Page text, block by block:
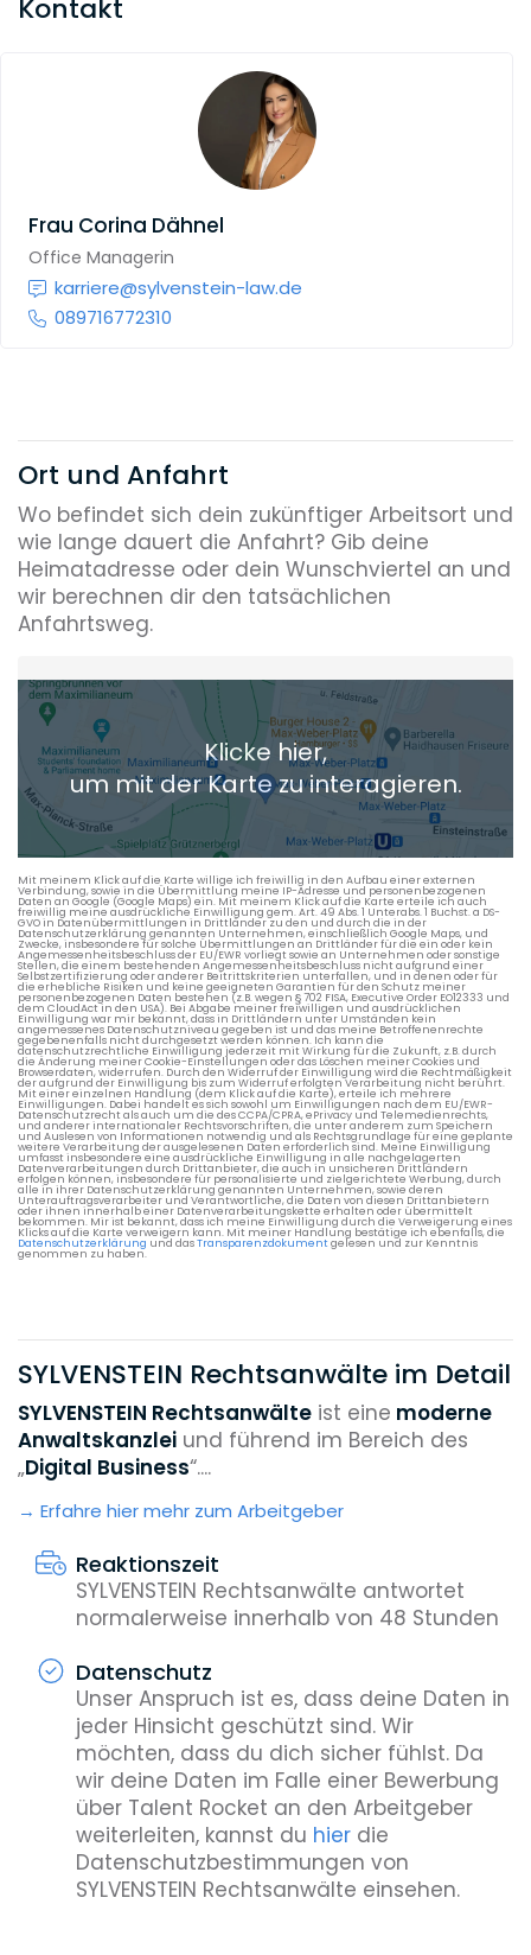
Kontakt
Frau Corina Dähnel
Office Managerin
karriere@sylvenstein-law.de
089716772310
Ort und Anfahrt
Wo befindet sich dein zukünftiger Arbeitsort und
wie lange dauert die Anfahrt? Gib deine
Heimatadresse oder dein Wunschviertel an und
wir berechnen dir den tatsächlichen
Anfahrtsweg.
Heimatadresse oder Wunschort
+ Aktuellen Standort hinzufügen
Die berechneten Anreisezeiten basieren auf den
Verkehrsdaten eines typischen Dienstag morgens um 8:30.
Klicke hier,
um mit der Karte zu interagieren.
Mit meinem Klick auf die Karte willige ich freiwillig in den Aufbau einer externen
Verbindung, sowie in die Übermittlung meine IP-Adresse und personenbezogenen
Daten an Google (Google Maps) ein. Mit meinem Klick auf die Karte erteile ich auch
freiwillig meine ausdrückliche Einwilligung gem. Art. 49 Abs. 1 Unterabs. 1 Buchst. a DS-
GVO in Datenübermittlungen in Drittländer zu den und durch die in der
Datenschutzerklärung genannten Unternehmen, einschließlich Google Maps, und
Zwecke, insbesondere für solche Übermittlungen an Drittländer für die ein oder kein
Angemessenheitsbeschluss der EU/EWR vorliegt sowie an Unternehmen oder sonstige
Stellen, die einem bestehenden Angemessenheitsbeschluss nicht aufgrund einer
Selbstzertifizierung oder anderer Beitrittskriterien unterfallen, und in denen oder für
die erhebliche Risiken und keine geeigneten Garantien für den Schutz meiner
personenbezogenen Daten bestehen (z.B. wegen § 702 FISA, Executive Order EO12333 und
dem CloudAct in den USA). Bei Abgabe meiner freiwilligen und ausdrücklichen
Einwilligung war mir bekannt, dass in Drittländern unter Umständen kein
angemessenes Datenschutzniveau gegeben ist und das meine Betroffenenrechte
gegebenenfalls nicht durchgesetzt werden können. Ich kann die
datenschutzrechtliche Einwilligung jederzeit mit Wirkung für die Zukunft, z.B. durch
die Änderung meiner Cookie-Einstellungen oder das Löschen meiner Cookies und
Browserdaten, widerrufen. Durch den Widerruf der Einwilligung wird die Rechtmäßigkeit
der aufgrund der Einwilligung bis zum Widerruf erfolgten Verarbeitung nicht berührt.
Mit einer einzelnen Handlung (dem Klick auf die Karte), erteile ich mehrere
Einwilligungen. Dabei handelt es sich sowohl um Einwilligungen nach dem EU/EWR-
Datenschutzrecht als auch um die des CCPA/CPRA, ePrivacy und Telemedienrechts,
und anderer internationaler Rechtsvorschriften, die unter anderem zum Speichern
und Auslesen von Informationen notwendig und als Rechtsgrundlage für eine geplante
weitere Verarbeitung der ausgelesenen Daten erforderlich sind. Meine Einwilligung
umfasst insbesondere eine ausdrückliche Einwilligung in alle nachgelagerten
Datenverarbeitungen durch Drittanbieter, die auch in unsicheren Drittländern
erfolgen können, insbesondere für personalisierte und zielgerichtete Werbung, durch
alle in ihrer Datenschutzerklärung genannten Unternehmen, sowie deren
Unterauftragsverarbeiter und Verantwortliche, die Daten von diesen Drittanbietern
oder ihnen innerhalb einer Datenverarbeitungskette erhalten oder übermittelt
bekommen. Mir ist bekannt, dass ich meine Einwilligung durch die Verweigerung eines
Klicks auf die Karte verweigern kann. Mit meiner Handlung bestätige ich ebenfalls, die
Datenschutzerklärung und dasTransparenzdokumentgelesen und zur Kenntnis
genommen zu haben.
SYLVENSTEIN Rechtsanwälte im Detail
SYLVENSTEIN Rechtsanwälte ist eine moderne
Anwaltskanzlei und führend im Bereich des
„Digital Business“....
Erfahre hier mehr zum Arbeitgeber
Reaktionszeit
SYLVENSTEIN Rechtsanwälte antwortet
normalerweise innerhalb von 48 Stunden
Datenschutz
Unser Anspruch ist es, dass deine Daten in
jeder Hinsicht geschützt sind. Wir
möchten, dass du dich sicher fühlst. Da
wir deine Daten im Falle einer Bewerbung
über Talent Rocket an den Arbeitgeber
weiterleiten, kannst du hierdie
Datenschutzbestimmungen von
SYLVENSTEIN Rechtsanwälte einsehen.